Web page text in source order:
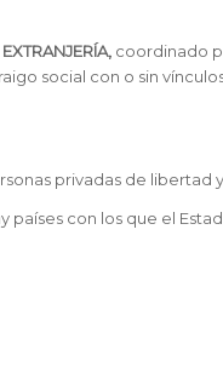
coordinado
social con o sin
privadas de libertad
países con los que el